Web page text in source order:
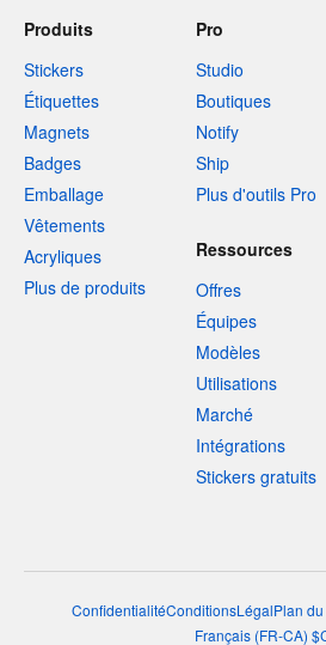
Produits
Stickers
Étiquettes
Magnets
Badges
Emballage
Vêtements
Acryliques
Plus de produits
Pro
Studio
Boutiques
Notify
Ship
Plus d'outils Pro
Ressources
Offres
Équipes
Modèles
Utilisations
Marché
Intégrations
Stickers gratuits
ConfidentialitéConditionsLégalPlan
Français(FR-CA) $